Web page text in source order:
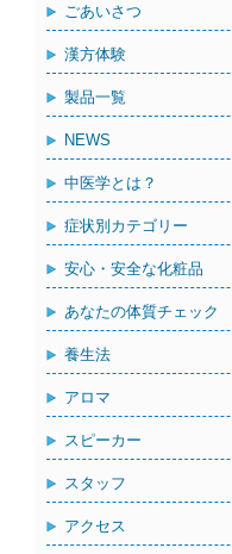
ごあいさつ
漢方体験
製品一覧
NEWS
中医学とは？
症状別カテゴリー
安心・安全な化粧品
あなたの体質チェック
養生法
アロマ
スピーカー
スタッフ
アクセス